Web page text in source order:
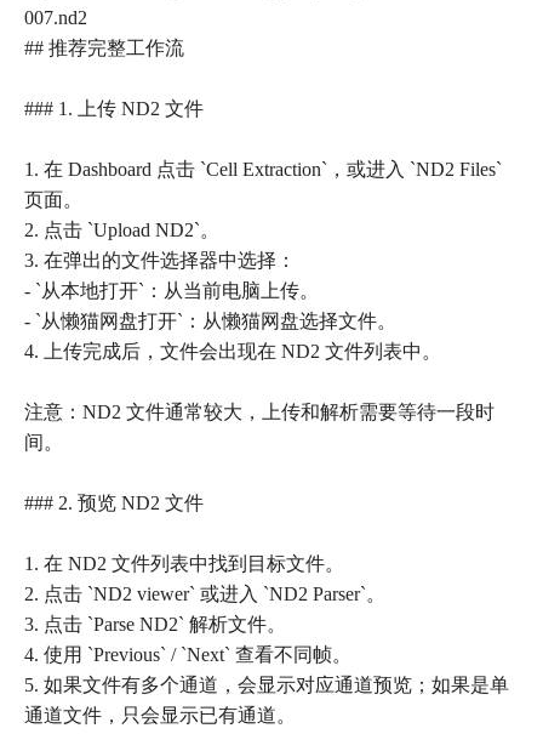
007.nd2
## 推荐完整工作流
### 1. 上传 ND2 文件
1. 在 Dashboard 点击 `Cell Extraction`，或进入 `ND2 Files`
页面。
2. 点击 `Upload ND2`。
3. 在弹出的文件选择器中选择：
- `从本地打开`：从当前电脑上传。
- `从懒猫网盘打开`：从懒猫网盘选择文件。
4. 上传完成后，文件会出现在 ND2 文件列表中。
注意：ND2 文件通常较大，上传和解析需要等待一段时
间。
### 2. 预览 ND2 文件
1. 在 ND2 文件列表中找到目标文件。
2. 点击 `ND2 viewer` 或进入 `ND2 Parser`。
3. 点击 `Parse ND2` 解析文件。
4. 使用 `Previous` / `Next` 查看不同帧。
5. 如果文件有多个通道，会显示对应通道预览；如果是单
通道文件，只会显示已有通道。